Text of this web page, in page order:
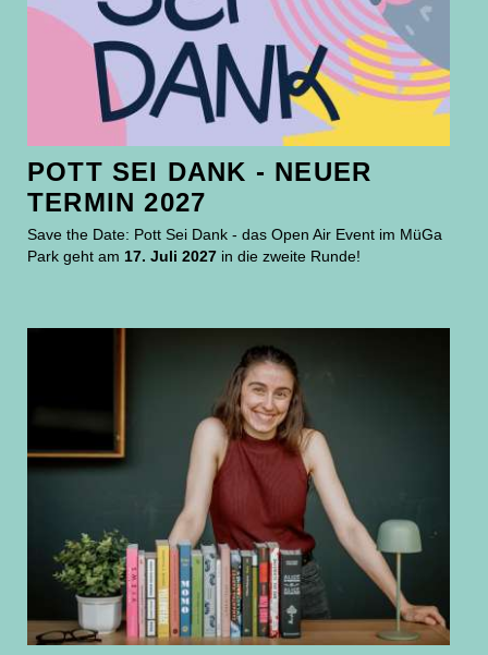
POTT SEI DANK - NEUER
TERMIN 2027
Save the Date: Pott Sei Dank - das Open Air Event im MüGa
Park geht am 17. Juli 2027 in die zweite Runde!